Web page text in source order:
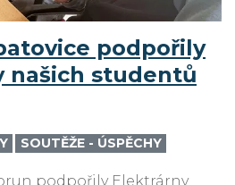
podpořily
našich studentů
SOUTĚŽE - ÚSPĚCHY
podpořily Elektrárny